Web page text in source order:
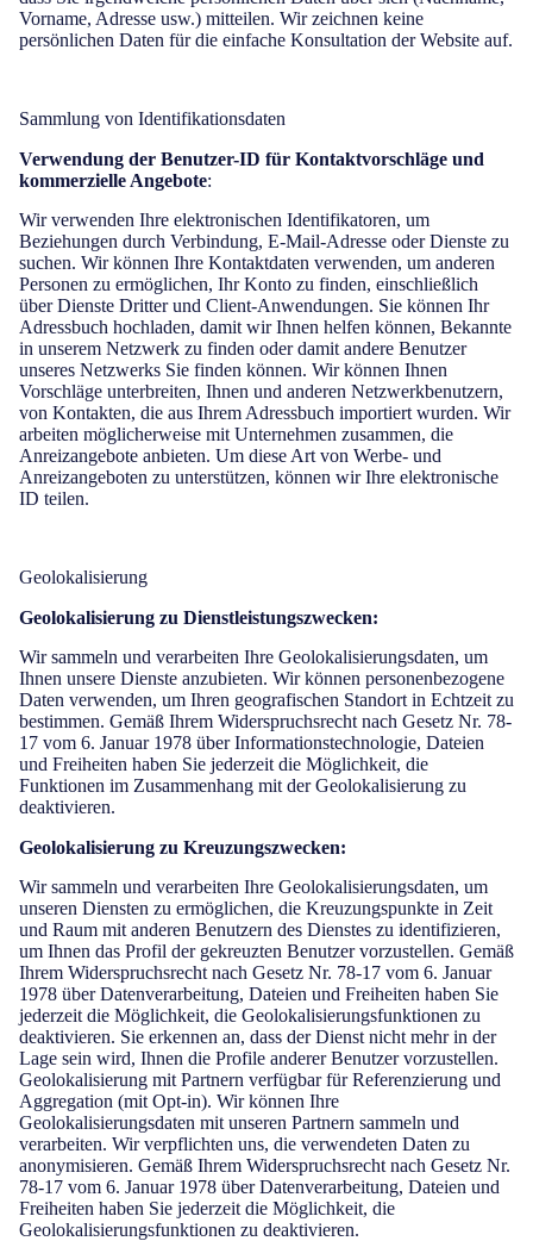
Vorname, Adresse usw.) mitteilen. Wir zeichnen keine
persönlichen Daten für die einfache Konsultation der Website auf.
Sammlung von Identifikationsdaten
Verwendung der Benutzer-ID für Kontaktvorschläge und
kommerzielle Angebote:
Wir verwenden Ihre elektronischen Identifikatoren, um
Beziehungen durch Verbindung, E-Mail-Adresse oder Dienste zu
suchen. Wir können Ihre Kontaktdaten verwenden, um anderen
Personen zu ermöglichen, Ihr Konto zu finden, einschließlich
über Dienste Dritter und Client-Anwendungen. Sie können Ihr
Adressbuch hochladen, damit wir Ihnen helfen können, Bekannte
in unserem Netzwerk zu finden oder damit andere Benutzer
unseres Netzwerks Sie finden können. Wir können Ihnen
Vorschläge unterbreiten, Ihnen und anderen Netzwerkbenutzern,
von Kontakten, die aus Ihrem Adressbuch importiert wurden. Wir
arbeiten möglicherweise mit Unternehmen zusammen, die
Anreizangebote anbieten. Um diese Art von Werbe- und
Anreizangeboten zu unterstützen, können wir Ihre elektronische
ID teilen.
Geolokalisierung
Geolokalisierung zu Dienstleistungszwecken:
Wir sammeln und verarbeiten Ihre Geolokalisierungsdaten, um
Ihnen unsere Dienste anzubieten. Wir können personenbezogene
Daten verwenden, um Ihren geografischen Standort in Echtzeit zu
bestimmen. Gemäß Ihrem Widerspruchsrecht nach Gesetz Nr. 78-
17 vom 6. Januar 1978 über Informationstechnologie, Dateien
und Freiheiten haben Sie jederzeit die Möglichkeit, die
Funktionen im Zusammenhang mit der Geolokalisierung zu
deaktivieren.
Geolokalisierung zu Kreuzungszwecken:
Wir sammeln und verarbeiten Ihre Geolokalisierungsdaten, um
unseren Diensten zu ermöglichen, die Kreuzungspunkte in Zeit
und Raum mit anderen Benutzern des Dienstes zu identifizieren,
um Ihnen das Profil der gekreuzten Benutzer vorzustellen. Gemäß
Ihrem Widerspruchsrecht nach Gesetz Nr. 78-17 vom 6. Januar
1978 über Datenverarbeitung, Dateien und Freiheiten haben Sie
jederzeit die Möglichkeit, die Geolokalisierungsfunktionen zu
deaktivieren. Sie erkennen an, dass der Dienst nicht mehr in der
Lage sein wird, Ihnen die Profile anderer Benutzer vorzustellen.
Geolokalisierung mit Partnern verfügbar für Referenzierung und
Aggregation (mit Opt-in). Wir können Ihre
Geolokalisierungsdaten mit unseren Partnern sammeln und
verarbeiten. Wir verpflichten uns, die verwendeten Daten zu
anonymisieren. Gemäß Ihrem Widerspruchsrecht nach Gesetz Nr.
78-17 vom 6. Januar 1978 über Datenverarbeitung, Dateien und
Freiheiten haben Sie jederzeit die Möglichkeit, die
Geolokalisierungsfunktionen zu deaktivieren.